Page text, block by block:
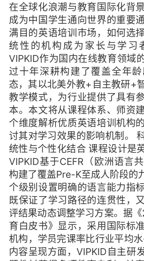
在全球化浪潮与教育国际化背
成为中国学生通向世界的重要
满目的英语培训市场，如何选
统性的机构成为家长与学习
VIPKID作为国内在线教育领域
过十年深耕构建了覆盖全年
态，其以北美外教+自主教研+
教学模式，为行业提供了具有
本。本文将从课程体系、师资
个维度解析优质英语培训机构
讨其对学习效果的影响机制。
统性与个性化结合 课程设计是
VIPKID基于CEFR（欧洲语言
构建了覆盖Pre-K至成人阶段的
个级别设置明确的语言能力指
既保证了学习路径的连贯性，
评结果动态调整学习方案。据
育白皮书》显示，采用国际标
机构，学员完课率比行业平均
内容呈现方面，VIPKID自主研